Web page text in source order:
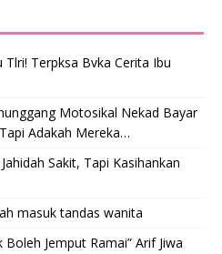
Terpksa Bvka Cerita Ibu
Motosikal Nekad Bayar
Adakah Mereka…
Sakit, Tapi Kasihankan
masuk tandas wanita
Jemput Ramai” Arif Jiwa